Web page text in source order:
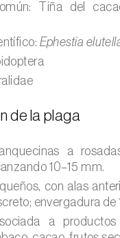
melocotón (
)
tallo de la caña
tallo del maíz (
té (Euwallacea
perbrevis e E.
tomate (
Tiña del
Ephestia
de la plaga
a
10–15 mm.
con alas
envergadura de
a productos